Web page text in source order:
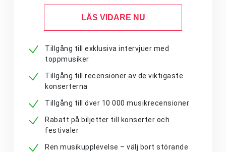
LÄS VIDARE NU
Tillgång till exklusiva intervjuer med
toppmusiker
Tillgång till recensioner av de viktigaste
konserterna
Tillgång till över 10 000 musikrecensioner
Rabatt på biljetter till konserter och
festivaler
Ren musikupplevelse – välj bort störande